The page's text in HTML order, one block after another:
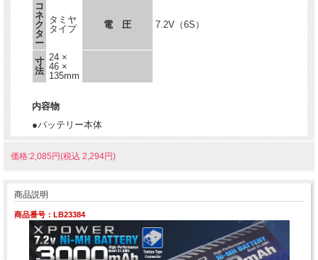
コ
ネ
ク
タ
ー
タミヤ
タイプ
電 圧 7.2V（6S）
寸
法
24 ×
46 ×
135mm
内容物
●バッテリー本体
価格:2,085円(税込 2,294円)
商品説明
商品番号：LB23384